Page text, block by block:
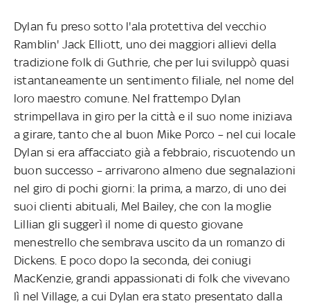
Dylan fu preso sotto l'ala protettiva del vecchio
Ramblin' Jack Elliott, uno dei maggiori allievi della
tradizione folk di Guthrie, che per lui sviluppò quasi
istantaneamente un sentimento filiale, nel nome del
loro maestro comune. Nel frattempo Dylan
strimpellava in giro per la città e il suo nome iniziava
a girare, tanto che al buon Mike Porco – nel cui locale
Dylan si era affacciato già a febbraio, riscuotendo un
buon successo – arrivarono almeno due segnalazioni
nel giro di pochi giorni: la prima, a marzo, di uno dei
suoi clienti abituali, Mel Bailey, che con la moglie
Lillian gli suggerì il nome di questo giovane
menestrello che sembrava uscito da un romanzo di
Dickens. E poco dopo la seconda, dei coniugi
MacKenzie, grandi appassionati di folk che vivevano
lì nel Village, a cui Dylan era stato presentato dalla